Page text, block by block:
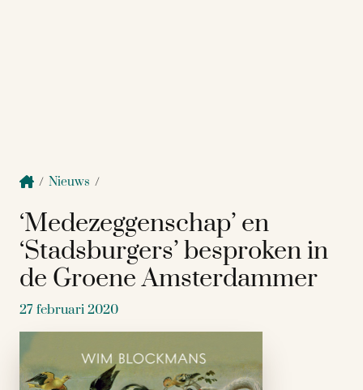
/ Nieuws /
‘Medezeggenschap’ en
‘Stadsburgers’ besproken in
de Groene Amsterdammer
27 februari 2020